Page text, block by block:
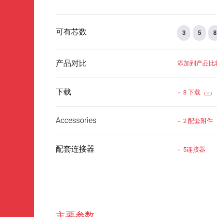
可有芯数 3 5 8
产品对比 添加到产品比
下载 8 下载
Accessories 2 配套附件
配套连接器 5连接器